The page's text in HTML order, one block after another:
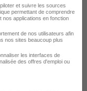
et suivre les sources
permettant de comprendre
nos applications en fonction
de nos utilisateurs afin
nos sites beaucoup plus
les interfaces de
des offres d'emploi ou